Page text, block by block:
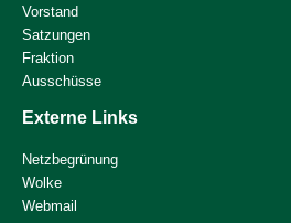
Vorstand
Satzungen
Fraktion
Ausschüsse
Externe Links
Netzbegrünung
Wolke
Webmail